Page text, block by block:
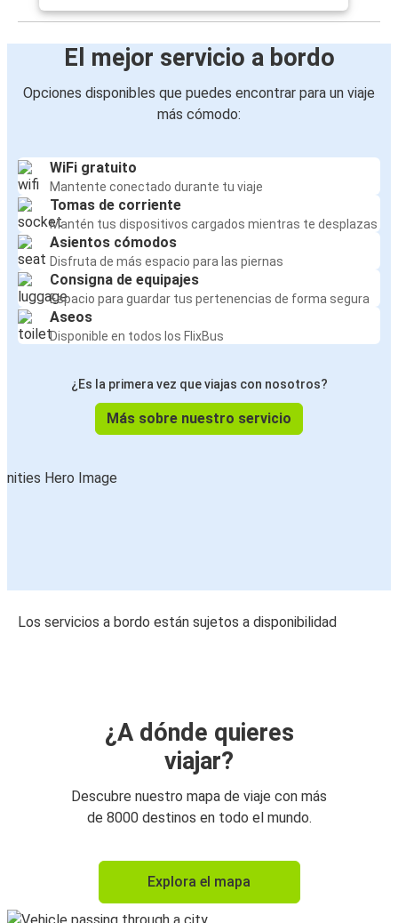
El mejor servicio a bordo
Opciones disponibles que puedes encontrar para un viaje
más cómodo:
WiFi gratuito
Mantente conectado durante tu viaje
Tomas de corriente
Mantén tus dispositivos cargados mientras te desplazas
Asientos cómodos
Disfruta de más espacio para las piernas
Consigna de equipajes
Espacio para guardar tus pertenencias de forma segura
Aseos
Disponible en todos los FlixBus
¿Es la primera vez que viajas con nosotros?
Más sobre nuestro servicio
Los servicios a bordo están sujetos a disponibilidad
¿A dónde quieres
viajar?
Descubre nuestro mapa de viaje con más
de 8000 destinos en todo el mundo.
Explora el mapa